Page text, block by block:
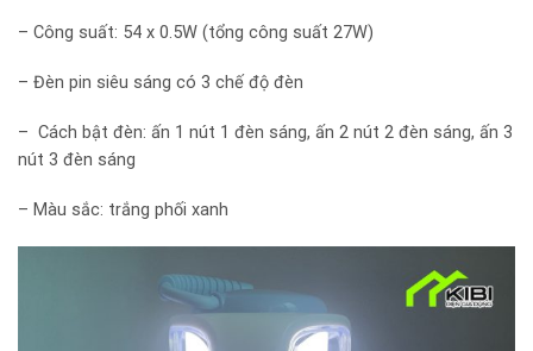
– Công suất: 54 x 0.5W (tổng công suất 27W)
– Đèn pin siêu sáng có 3 chế độ đèn
– Cách bật đèn: ấn 1 nút 1 đèn sáng, ấn 2 nút 2 đèn sáng, ấn 3
nút 3 đèn sáng
– Màu sắc: trắng phối xanh